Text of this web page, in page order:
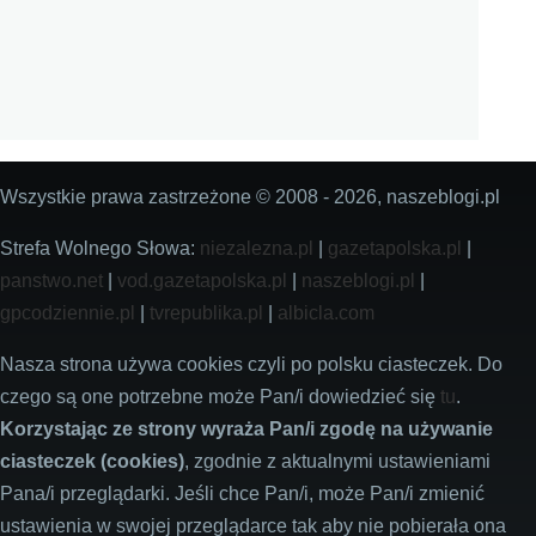
Wszystkie prawa zastrzeżone © 2008 - 2026, naszeblogi.pl
Strefa Wolnego Słowa: niezalezna.pl gazetapolska.pl
panstwo.net
vod.gazetapolska.pl naszeblogi.pl
gpcodziennie.pl
tvrepublika.pl albicla.com
Nasza strona używa cookies czyli po polsku ciasteczek. Do
czego są one potrzebne może Pan/i dowiedzieć się tu.
Korzystając ze strony wyraża Pan/i zgodę na używanie
ciasteczek (cookies), zgodnie z aktualnymi ustawieniami
Pana/i przeglądarki. Jeśli chce Pan/i, może Pan/i zmienić
ustawienia w swojej przeglądarce tak aby nie pobierała ona